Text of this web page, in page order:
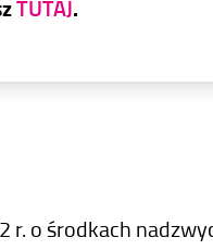
TUTAJ.
r. o środkach